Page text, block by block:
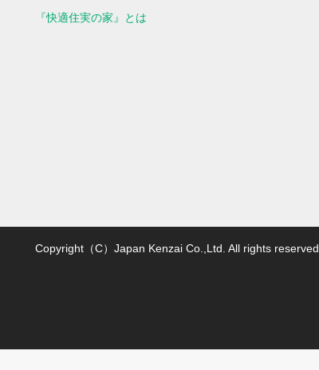
『快適住実の家』とは
Copyright（C）Japan Kenzai Co.,Ltd. All rights reserved.